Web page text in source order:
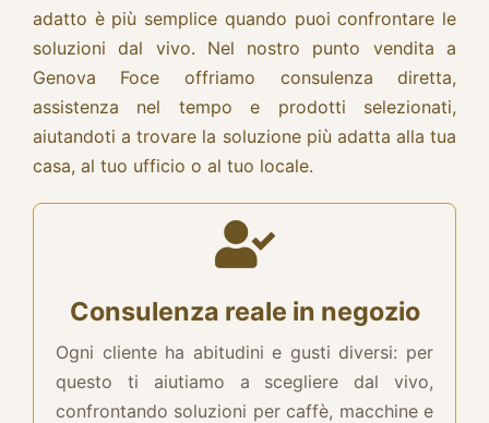
adatto è più semplice quando puoi confrontare le
soluzioni dal vivo. Nel nostro punto vendita a
Genova Foce offriamo consulenza diretta,
assistenza nel tempo e prodotti selezionati,
aiutandoti a trovare la soluzione più adatta alla tua
casa, al tuo ufficio o al tuo locale.
Consulenza reale in negozio
Ogni cliente ha abitudini e gusti diversi: per
questo ti aiutiamo a scegliere dal vivo,
confrontando soluzioni per caffè, macchine e